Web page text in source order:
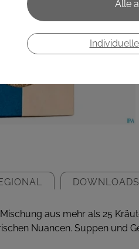
DOWNLOADS
aus mehr als 25
Nuancen. Suppen und